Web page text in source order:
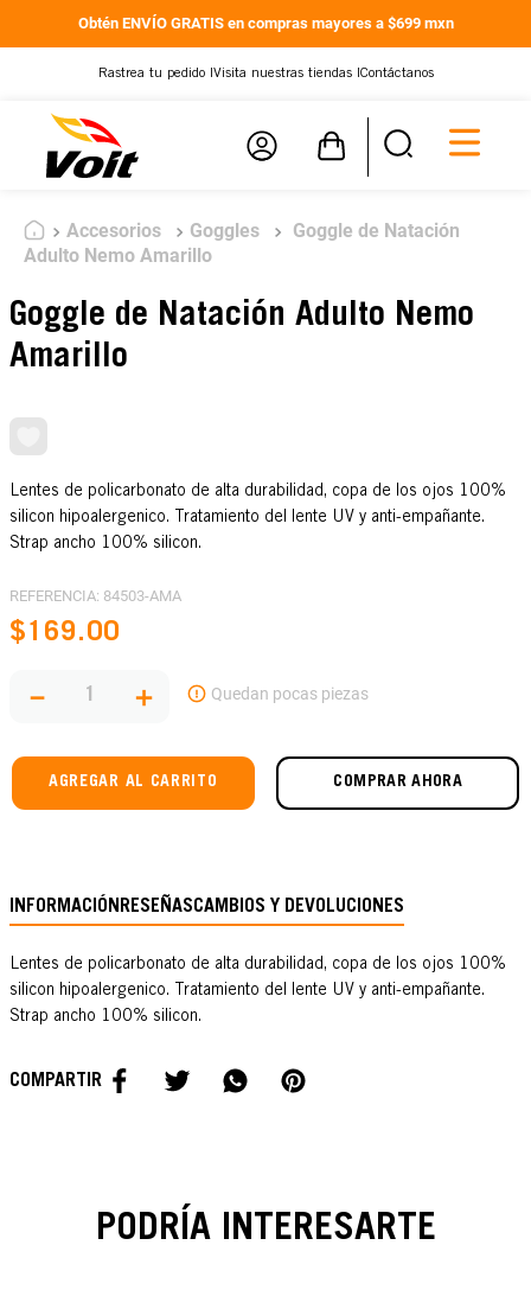
Obtén ENVÍO GRATIS en compras mayores a $699 mxn
Rastrea tu pedido | Visita nuestras tiendas | Contáctanos
Accesorios Goggles
Goggle de Natación
Adulto Nemo Amarillo
Goggle de Natación Adulto Nemo
Amarillo
Lentes de policarbonato de alta durabilidad, copa de los ojos 100%
silicon hipoalergenico. Tratamiento del lente UV y anti-empañante.
Strap ancho 100% silicon.
REFERENCIA: 84503-AMA
$169.00
＋
－
AGREGAR AL CARRITO COMPRAR AHORA
INFORMACIÓNRESEÑASCAMBIOS Y DEVOLUCIONES
Lentes de policarbonato de alta durabilidad, copa de los ojos 100%
silicon hipoalergenico. Tratamiento del lente UV y anti-empañante.
Strap ancho 100% silicon.
PODRÍA INTERESARTE